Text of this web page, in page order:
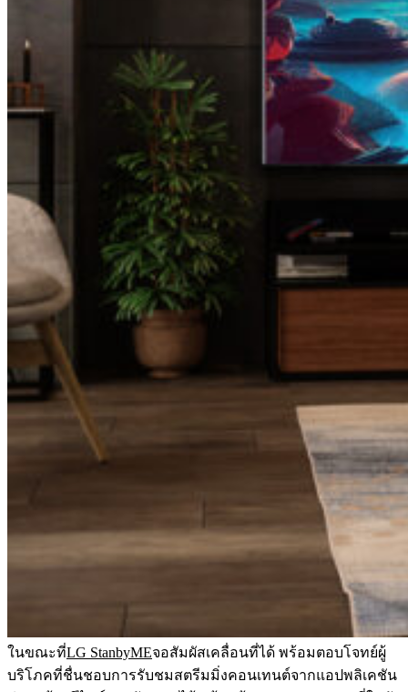
ในขณะที่LG StanbyMEจอสัมผัสเคลื่อนที่ได้ พร้อมตอบโจทย์ผู้
บริโภคที่ชื่นชอบการรับชมสตรีมมิ่งคอนเทนต์จากแอปพลิเคชัน